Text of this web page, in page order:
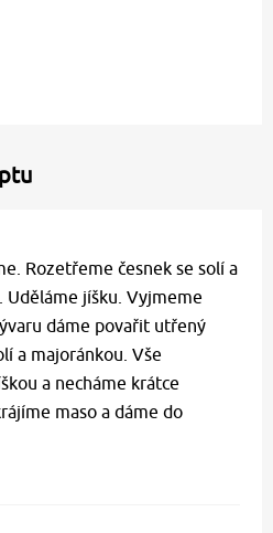
Rozetřeme česnek se solí a
Uděláme jíšku. Vyjmeme
dáme povařit utřený
a majoránkou. Vše
a necháme krátce
maso a dáme do